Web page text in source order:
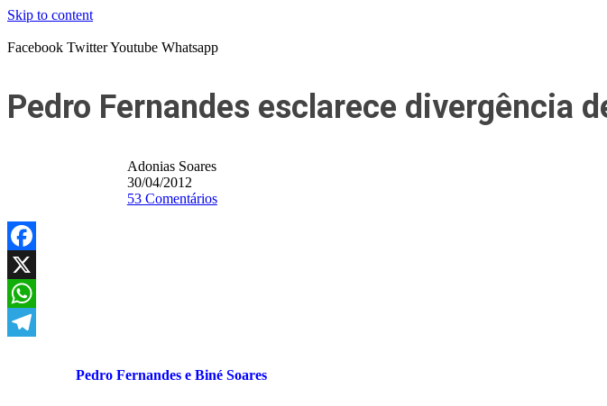
Skip to content
Facebook TwitterYoutube Whatsapp
Pedro Fernandes esclarece divergência
Adonias Soares
30/04/2012
53 Comentários
Facebook
X
WhatsApp
Pedro Fernandes e Biné Soares